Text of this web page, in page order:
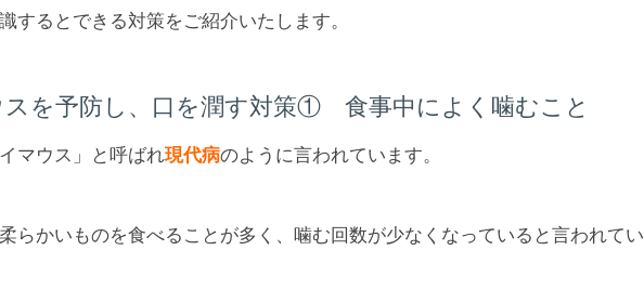
するとできる対策をご紹介いたします。
スを予防し、口を潤す対策① 食事中によく噛むこと
マウス」と呼ばれ現代病のように言われています。
らかいものを食べることが多く、噛む回数が少なくなっていると言われてい